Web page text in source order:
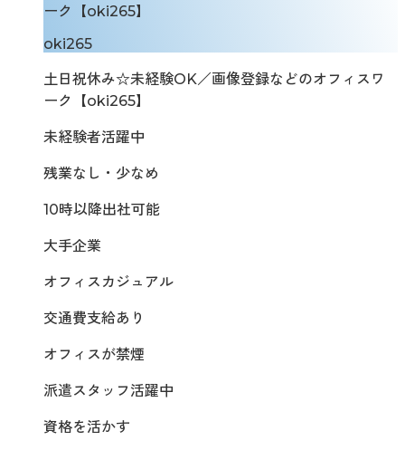
ーク【oki265】
oki265
土日祝休み☆未経験OK／画像登録などのオフィスワ
ーク【oki265】
未経験者活躍中
残業なし・少なめ
10時以降出社可能
大手企業
オフィスカジュアル
交通費支給あり
オフィスが禁煙
派遣スタッフ活躍中
資格を活かす